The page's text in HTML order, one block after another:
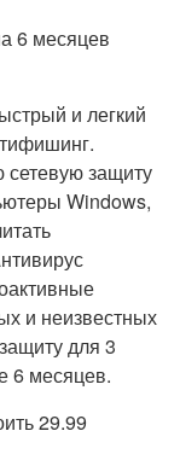
и легкий
сетевую защиту
Windows,
и неизвестных
для 3
6 месяцев.
29.99